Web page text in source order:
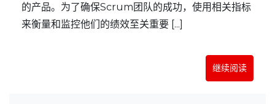
的产品。为了确保Scrum团队的成功，使用相关指标
来衡量和监控他们的绩效至关重要 [...]
继续阅读